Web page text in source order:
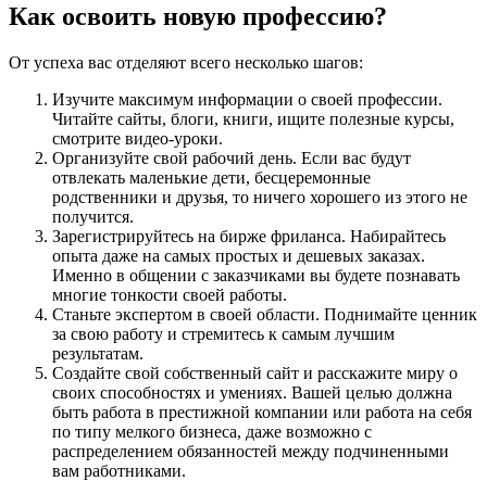
Как освоить новую профессию?
От успеха вас отделяют всего несколько шагов:
Изучите максимум информации о своей профессии.
Читайте сайты, блоги, книги, ищите полезные курсы,
смотрите видео-уроки.
Организуйте свой рабочий день. Если вас будут
отвлекать маленькие дети, бесцеремонные
родственники и друзья, то ничего хорошего из этого не
получится.
Зарегистрируйтесь на бирже фриланса. Набирайтесь
опыта даже на самых простых и дешевых заказах.
Именно в общении с заказчиками вы будете познавать
многие тонкости своей работы.
Станьте экспертом в своей области. Поднимайте ценник
за свою работу и стремитесь к самым лучшим
результатам.
Создайте свой собственный сайт и расскажите миру о
своих способностях и умениях. Вашей целью должна
быть работа в престижной компании или работа на себя
по типу мелкого бизнеса, даже возможно с
распределением обязанностей между подчиненными
вам работниками.